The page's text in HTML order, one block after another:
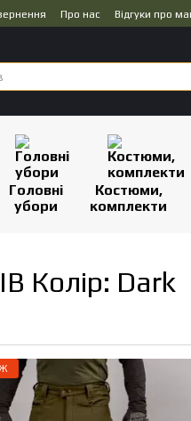
Про нас Відгуки про
Головні
убори
Костюми,
комплекти
Dark